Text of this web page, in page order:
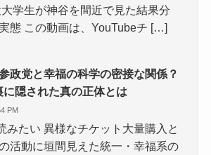
学生が神谷を間近で見た結果分
態 この動画は、YouTubeチ […]
政党と幸福の科学の密接な関係？
に隠された真の正体とは
PM
みたい 異様なチケット大量購入と
活動に垣間見えた統一・幸福系の